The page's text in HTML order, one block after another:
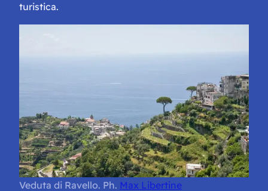
turistica.
Veduta di Ravello. Ph. Max Libertine